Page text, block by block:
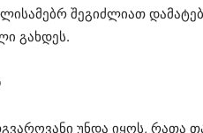
შეგიძლიათ
გახდეს.
უნდა იყოს, რათა